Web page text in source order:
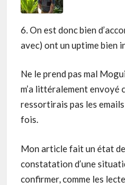
6. On est donc bien
avec) ont un uptime bien
Ne le prend pas mal
m’a littéralement envoyé
ressortirais pas les emails
fois.
Mon article fait un état
constatation d’une
confirmer, comme les